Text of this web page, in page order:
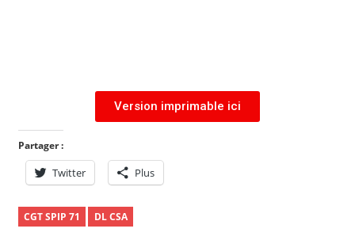
Version imprimable ici
Partager :
Twitter Plus
CGT SPIP 71 DL CSA